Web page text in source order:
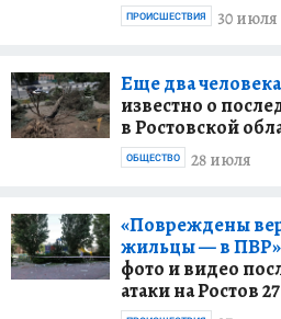
30 июля
ПРОИСШЕСТВИЯ
Еще два
известно о
в Ростовской
28 июля
ОБЩЕСТВО
«Повреждены
жильцы — в
фото и видео
атаки на Ростов